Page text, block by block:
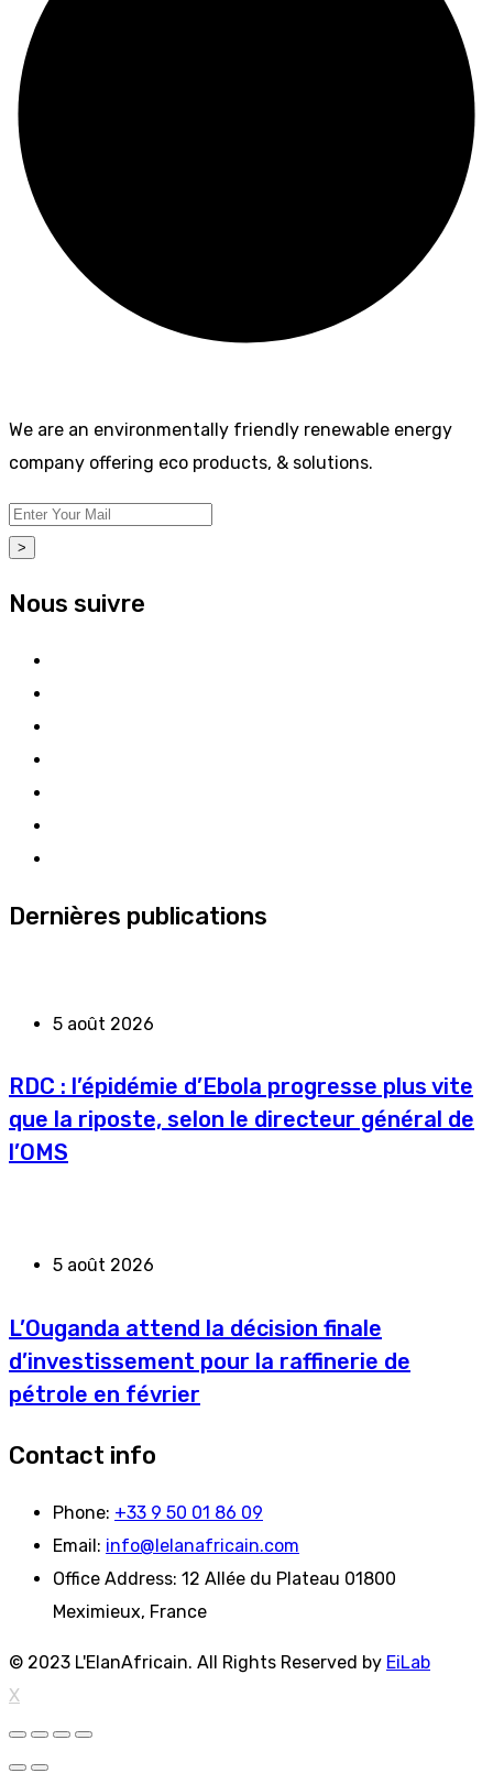
We are an environmentally friendly renewable energy
company offering eco products, & solutions.
>
Nous suivre
Dernières publications
5 août 2026
RDC : l’épidémie d’Ebola progresse plus vite
que la riposte, selon le directeur général de
l’OMS
5 août 2026
L’Ouganda attend la décision finale
d’investissement pour la raffinerie de
pétrole en février
Contact info
Phone: +33 9 50 01 86 09
Email: info@lelanafricain.com
Office Address: 12 Allée du Plateau 01800
Meximieux, France
© 2023 L'ElanAfricain. All Rights Reserved by EiLab
X